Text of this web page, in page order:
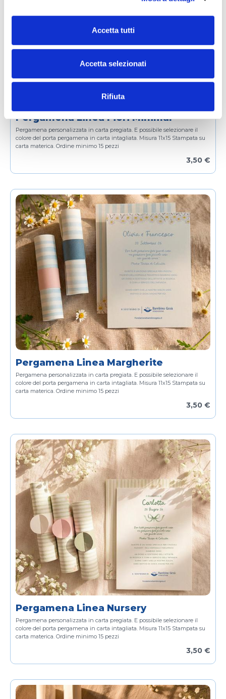
basso a destra.
Cliccando sul pulsante "Accetta tutto" l’utente
Chiudendo questo banner o utilizzando il pulsante
"Rifiuta tutto", invece, verranno utilizzati i soli cookie
Accetta tutti
Accetta selezionati
Rifiuta
Pergamena Linea Fiori Minimal
Pergamena personalizzata in carta pregiata. E possibile selezionare il
colore del porta pergamena in carta intagliata. Misura 11x15 Stampata su
carta materica. Ordine minimo 15 pezzi
3,50 €
Pergamena Linea Margherite
Pergamena personalizzata in carta pregiata. E possibile selezionare il
colore del porta pergamena in carta intagliata. Misura 11x15 Stampata su
carta materica. Ordine minimo 15 pezzi
3,50 €
Pergamena Linea Nursery
Pergamena personalizzata in carta pregiata. E possibile selezionare il
colore del porta pergamena in carta intagliata. Misura 11x15 Stampata su
carta materica. Ordine minimo 15 pezzi
3,50 €